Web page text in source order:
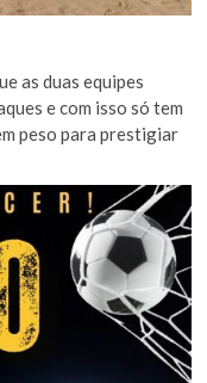
as duas equipes
e com isso só tem
peso para prestigiar